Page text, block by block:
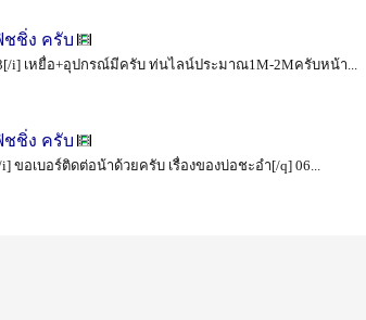
ชชิ่ง ครับ
i] เหยื่อ+อุปกรณ์มีครับ ท่นไลน์ประมาณ1M-2Mครับหน้า...
ชชิ่ง ครับ
i] ขอเบอร์ติดต่อน้าด้วยครับ เรื่องของบ่อชะอำ[/q] 06...